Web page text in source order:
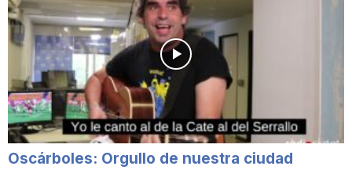
Oscárboles: Orgullo de nuestra ciudad